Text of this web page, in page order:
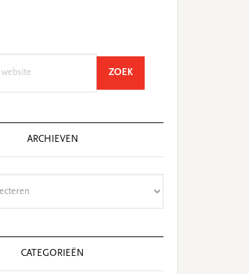
ZOEKSEARCH
ARCHIEVEN
CATEGORIEËN